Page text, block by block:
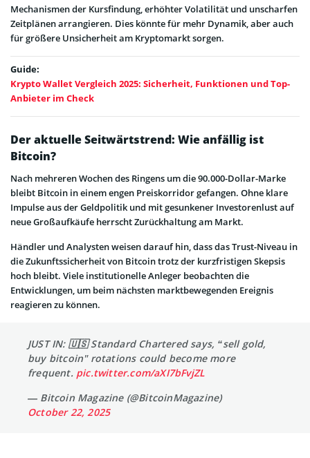
Mechanismen der Kursfindung, erhöhter Volatilität und unscharfen
Zeitplänen arrangieren. Dies könnte für mehr Dynamik, aber auch
für größere Unsicherheit am Kryptomarkt sorgen.
Guide:
Krypto Wallet Vergleich 2025: Sicherheit, Funktionen und Top-
Anbieter im Check
Der aktuelle Seitwärtstrend: Wie anfällig ist
Bitcoin?
Nach mehreren Wochen des Ringens um die 90.000-Dollar-Marke
bleibt Bitcoin in einem engen Preiskorridor gefangen. Ohne klare
Impulse aus der Geldpolitik und mit gesunkener Investorenlust auf
neue Großaufkäufe herrscht Zurückhaltung am Markt.
Händler und Analysten weisen darauf hin, dass das Trust-Niveau in
die Zukunftssicherheit von Bitcoin trotz der kurzfristigen Skepsis
hoch bleibt. Viele institutionelle Anleger beobachten die
Entwicklungen, um beim nächsten marktbewegenden Ereignis
reagieren zu können.
JUST IN: 🇺🇸 Standard Chartered says, “sell gold,
buy bitcoin" rotations could become more
frequent. pic.twitter.com/aXI7bFvjZL
— Bitcoin Magazine (@BitcoinMagazine)
October 22, 2025